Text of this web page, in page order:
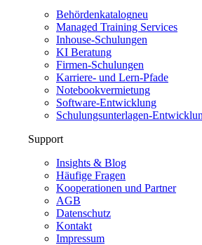
Behördenkatalogneu
Managed Training Services
Inhouse-Schulungen
KI Beratung
Firmen-Schulungen
Karriere- und Lern-Pfade
Notebookvermietung
Software-Entwicklung
Schulungsunterlagen-
Support
Insights & Blog
Häufige Fragen
Kooperationen und Partner
AGB
Datenschutz
Kontakt
Impressum